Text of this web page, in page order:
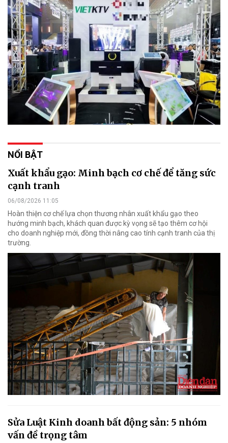
NỔI BẬT
Xuất khẩu gạo: Minh bạch cơ chế để tăng sức
cạnh tranh
06/08/2026 11:05
Hoàn thiện cơ chế lựa chọn thương nhân xuất khẩu gạo theo
hướng minh bạch, khách quan được kỳ vọng sẽ tạo thêm cơ hội
cho doanh nghiệp mới, đồng thời nâng cao tính cạnh tranh của thị
trường.
Sửa Luật Kinh doanh bất động sản: 5 nhóm
vấn đề trọng tâm